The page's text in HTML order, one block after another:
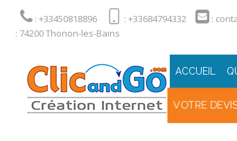
: +33450818896 : +33684794332
:
: 74200 Thonon-les-Bains
ACCUEIL
VOTRE